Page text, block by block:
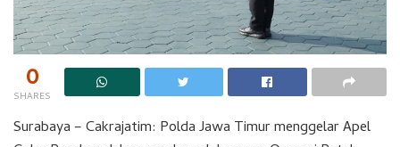
0
SHARES
Surabaya – Cakrajatim: Polda Jawa Timur menggelar Apel